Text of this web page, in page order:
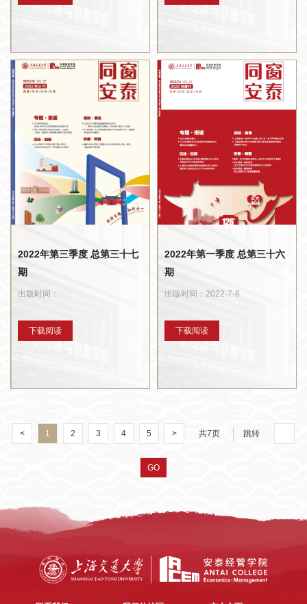
2022年第三季度 总第三十七
期
出版时间：
下载阅读
2022年第一季度 总第三十六
期
出版时间：2022-7-8
下载阅读
< 1 2 3 4 5 > 共7页 跳转
GO